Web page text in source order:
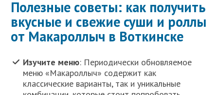
Полезные советы: как получить
вкусные и свежие суши и роллы
от Макароллыч в Воткинске
Изучите меню: Периодически обновляемое
меню «Макароллыч» содержит как
классические варианты, так и уникальные